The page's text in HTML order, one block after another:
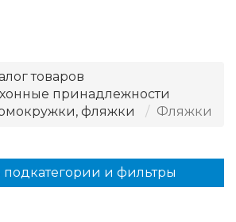
товаров
принадлежности
фляжки
Фляжки
подкатегории и фильтры